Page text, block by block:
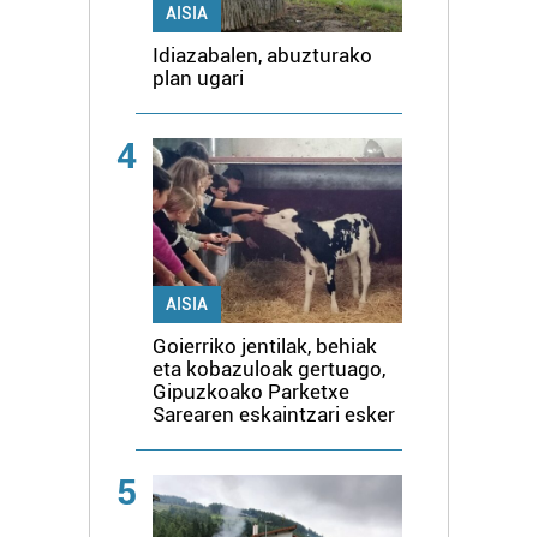
AISIA
Idiazabalen, abuzturako
plan ugari
4
AISIA
Goierriko jentilak, behiak
eta kobazuloak gertuago,
Gipuzkoako Parketxe
Sarearen eskaintzari esker
5